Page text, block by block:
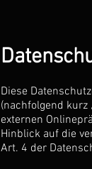
Diese
(nachfolgend
externen
Hinblick auf die
Art. 4 der